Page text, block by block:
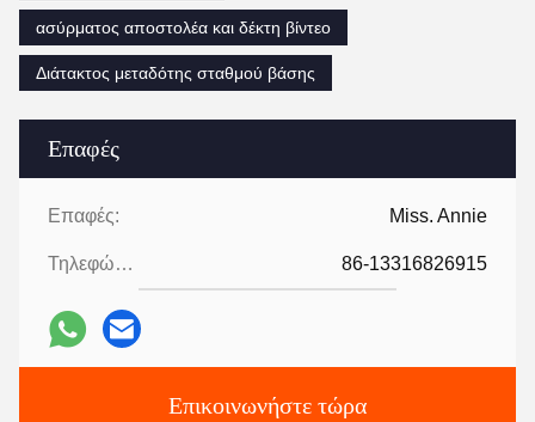
Επαφές
Επαφές: Miss. Annie
Τηλεφώνημα: 86-13316826915
Επικοινωνήστε τώρα
ασύρματος αποστολέα και δέκτη βίντεο
Διάτακτος μεταδότης σταθμού βάσης